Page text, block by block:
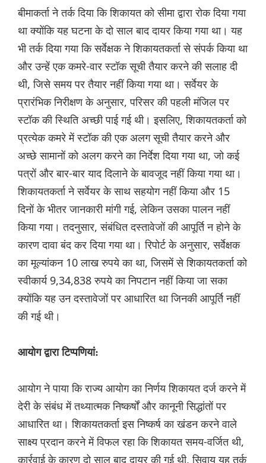
बीमाकर्ता ने तर्क दिया कि शिकायत को सीमा द्वारा रोक दिया गया
था क्योंकि यह घटना के दो साल बाद दायर किया गया था। यह
भी तर्क दिया गया कि सर्वेक्षक ने शिकायतकर्ता से संपर्क किया था
और उन्हें एक कमरे-वार स्टॉक सूची तैयार करने की सलाह दी
थी, जिसे समय पर तैयार नहीं किया गया था। सर्वेयर के
प्रारंभिक निरीक्षण के अनुसार, परिसर की पहली मंजिल पर
स्टॉक की स्थिति अच्छी पाई गई थी। इसलिए, शिकायतकर्ता को
प्रत्येक कमरे में स्टॉक की एक अलग सूची तैयार करने और
अच्छे सामानों को अलग करने का निर्देश दिया गया था, जो कई
पत्रों और बार-बार याद दिलाने के बावजूद नहीं किया गया था।
शिकायतकर्ता ने सर्वेयर के साथ सहयोग नहीं किया और 15
दिनों के भीतर जानकारी मांगी गई, लेकिन उसका पालन नहीं
किया गया। तदनुसार, संबंधित दस्तावेजों की आपूर्ति न होने के
कारण दावा बंद कर दिया गया था। रिपोर्ट के अनुसार, सर्वेक्षक
का मूल्यांकन 10 लाख रुपये का था, जिसमें से शिकायतकर्ता को
स्वीकार्य 9,34,838 रुपये का निपटान नहीं किया जा सका
क्योंकि यह उन दस्तावेजों पर आधारित था जिनकी आपूर्ति नहीं
की गई थी।
आयोग द्वारा टिप्पणियां:
आयोग ने पाया कि राज्य आयोग का निर्णय शिकायत दर्ज करने में
देरी के संबंध में तथ्यात्मक निष्कर्षों और कानूनी सिद्धांतों पर
आधारित था। शिकायतकर्ता इस निष्कर्ष का खंडन करने वाले
साक्ष्य प्रदान करने में विफल रहा कि शिकायत समय-वर्जित थी,
कार्रवाई के कारण दो साल बाद दायर की गई थी, सिवाय यह तर्क